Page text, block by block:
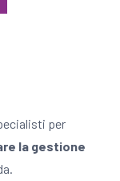
per
la gestione